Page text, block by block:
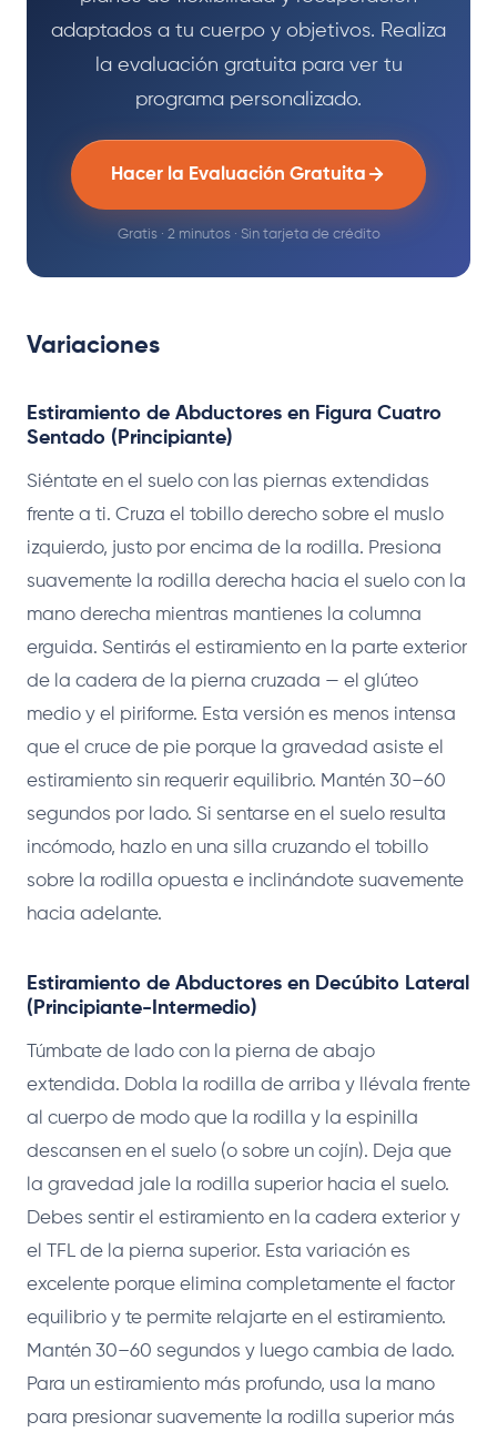
adaptados a tu cuerpo y objetivos. Realiza
la evaluación gratuita para ver tu
programa personalizado.
Hacer la Evaluación Gratuita
Gratis · 2 minutos · Sin tarjeta de crédito
Variaciones
Estiramiento de Abductores en Figura Cuatro
Sentado (Principiante)
Siéntate en el suelo con las piernas extendidas
frente a ti. Cruza el tobillo derecho sobre el muslo
izquierdo, justo por encima de la rodilla. Presiona
suavemente la rodilla derecha hacia el suelo con la
mano derecha mientras mantienes la columna
erguida. Sentirás el estiramiento en la parte exterior
de la cadera de la pierna cruzada — el glúteo
medio y el piriforme. Esta versión es menos intensa
que el cruce de pie porque la gravedad asiste el
estiramiento sin requerir equilibrio. Mantén 30–60
segundos por lado. Si sentarse en el suelo resulta
incómodo, hazlo en una silla cruzando el tobillo
sobre la rodilla opuesta e inclinándote suavemente
hacia adelante.
Estiramiento de Abductores en Decúbito Lateral
(Principiante-Intermedio)
Túmbate de lado con la pierna de abajo
extendida. Dobla la rodilla de arriba y llévala frente
al cuerpo de modo que la rodilla y la espinilla
descansen en el suelo (o sobre un cojín). Deja que
la gravedad jale la rodilla superior hacia el suelo.
Debes sentir el estiramiento en la cadera exterior y
el TFL de la pierna superior. Esta variación es
excelente porque elimina completamente el factor
equilibrio y te permite relajarte en el estiramiento.
Mantén 30–60 segundos y luego cambia de lado.
Para un estiramiento más profundo, usa la mano
para presionar suavemente la rodilla superior más